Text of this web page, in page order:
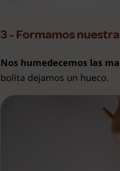
3 - Formamos
Nos humedecemos las
bolita dejamos un hueco.